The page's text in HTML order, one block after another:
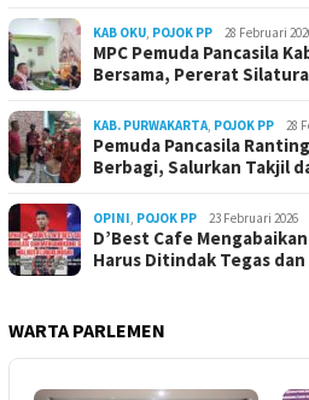
KAB OKU, POJOK PP 28 Februari
MPC Pemuda Pancasila
Bersama, Pererat
KAB. PURWAKARTA, POJOK PP 28
Pemuda Pancasila
Berbagi, Salurkan Takjil
OPINI, POJOK PP 23 Februari 2026
D’Best Cafe
Harus Ditindak Tegas
WARTA PARLEMEN